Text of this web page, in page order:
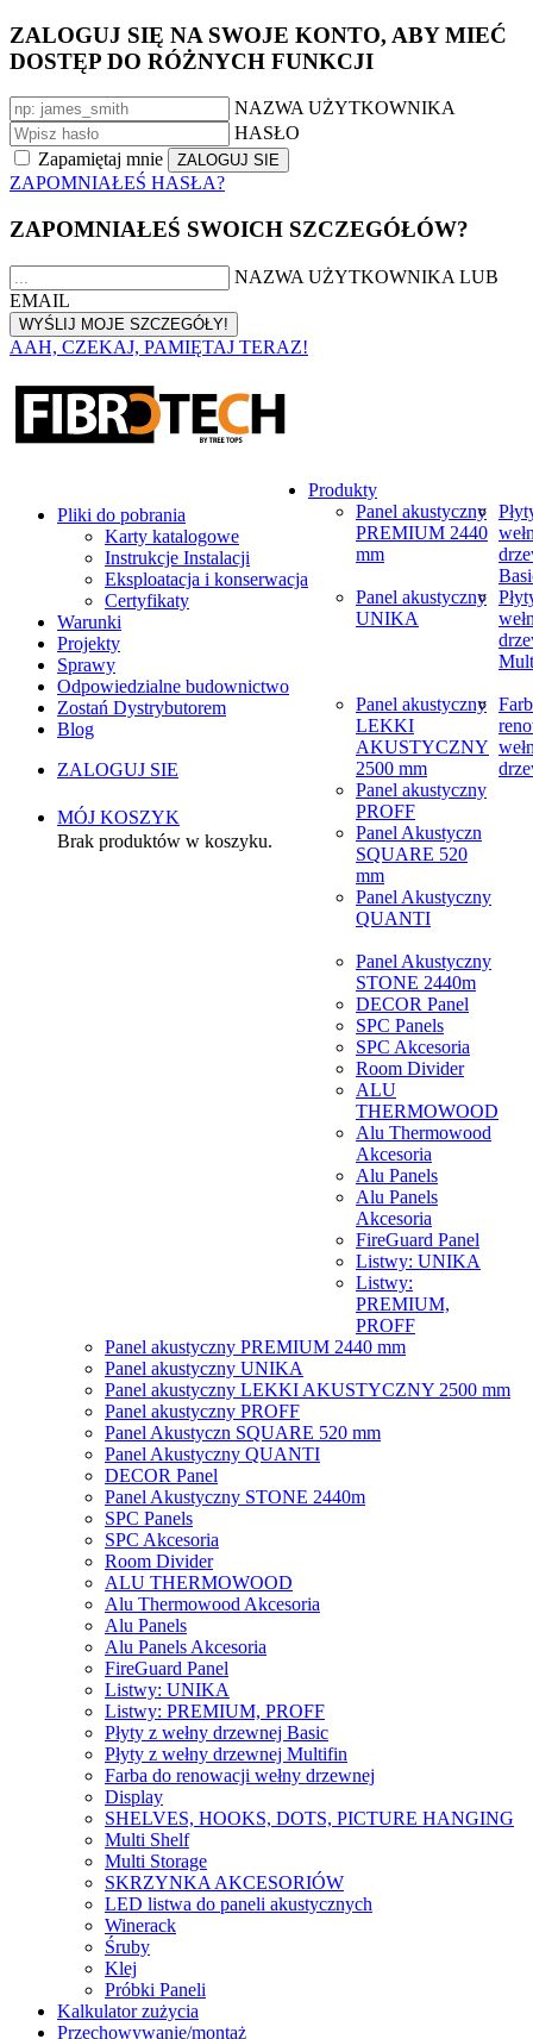
ZALOGUJ SIĘ NA SWOJE KONTO, ABY MIEĆ
DOSTĘP DO RÓŻNYCH FUNKCJI
NAZWA UŻYTKOWNIKA
HASŁO
Zapamiętaj mnie
ZAPOMNIAŁEŚ HASŁA?
ZAPOMNIAŁEŚ SWOICH SZCZEGÓŁÓW?
NAZWA UŻYTKOWNIKA LUB
EMAIL
AAH, CZEKAJ, PAMIĘTAJ TERAZ!
Pliki do pobrania
Karty katalogowe
Instrukcje Instalacji
Eksploatacja i konserwacja
Certyfikaty
Warunki
Projekty
Sprawy
Odpowiedzialne budownictwo
Zostań Dystrybutorem
Blog
ZALOGUJ SIE
MÓJ KOSZYK
Brak produktów w koszyku.
Produkty
Panel akustyczny
PREMIUM 2440
mm
Panel akustyczny
UNIKA
Panel akustyczny
LEKKI
AKUSTYCZNY
2500 mm
Panel akustyczny
PROFF
Panel Akustyczn
SQUARE 520
mm
Panel Akustyczny
QUANTI
Panel Akustyczny
STONE 2440m
DECOR Panel
SPC Panels
SPC Akcesoria
Room Divider
ALU
THERMOWOOD
Alu Thermowood
Akcesoria
Alu Panels
Alu Panels
Akcesoria
FireGuard Panel
Listwy: UNIKA
Listwy:
PREMIUM,
PROFF
Panel akustyczny PREMIUM 2440 mm
Panel akustyczny UNIKA
Panel akustyczny LEKKI AKUSTYCZNY 2500 mm
Panel akustyczny PROFF
Panel Akustyczn SQUARE 520 mm
Panel Akustyczny QUANTI
DECOR Panel
Panel Akustyczny STONE 2440m
SPC Panels
SPC Akcesoria
Room Divider
ALU THERMOWOOD
Alu Thermowood Akcesoria
Alu Panels
Alu Panels Akcesoria
FireGuard Panel
Listwy: UNIKA
Listwy: PREMIUM, PROFF
Płyty z wełny drzewnej Basic
Płyty z wełny drzewnej Multifin
Farba do renowacji wełny drzewnej
Display
SHELVES, HOOKS, DOTS, PICTURE HANGING
Multi Shelf
Multi Storage
SKRZYNKA AKCESORIÓW
LED listwa do paneli akustycznych
Winerack
Śruby
Klej
Próbki Paneli
Kalkulator zużycia
Przechowywanie/montaż